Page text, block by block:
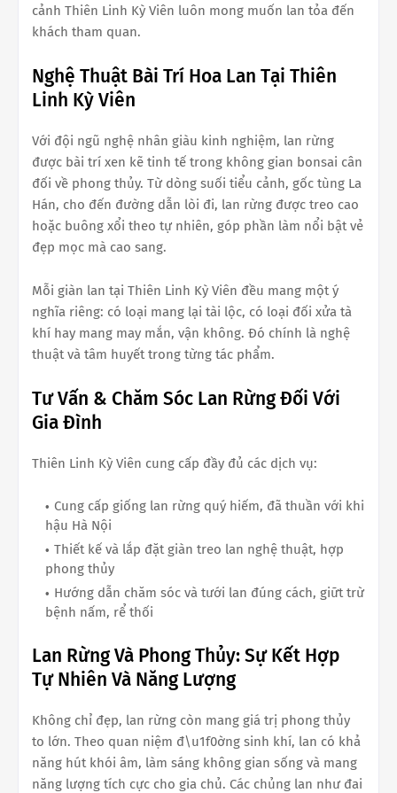
cảnh Thiên Linh Kỳ Viên luôn mong muốn lan tỏa đến
khách tham quan.
Nghệ Thuật Bài Trí Hoa Lan Tại Thiên
Linh Kỳ Viên
Với đội ngũ nghệ nhân giàu kinh nghiệm, lan rừng
được bài trí xen kẽ tinh tế trong không gian bonsai cân
đối về phong thủy. Từ dòng suối tiểu cảnh, gốc tùng La
Hán, cho đến đường dẫn lòi đi, lan rừng được treo cao
hoặc buông xổi theo tự nhiên, góp phần làm nổi bật vẻ
đẹp mọc mà cao sang.
Mỗi giàn lan tại Thiên Linh Kỳ Viên đều mang một ý
nghĩa riêng: có loại mang lại tài lộc, có loại đối xửa tà
khí hay mang may mắn, vận không. Đó chính là nghệ
thuật và tâm huyết trong từng tác phẩm.
Tư Vấn & Chăm Sóc Lan Rừng Đối Với
Gia Đình
Thiên Linh Kỳ Viên cung cấp đầy đủ các dịch vụ:
Cung cấp giống lan rừng quý hiếm, đã thuần với khi
hậu Hà Nội
Thiết kế và lắp đặt giàn treo lan nghệ thuật, hợp
phong thủy
Hướng dẫn chăm sóc và tưới lan đúng cách, giữt trừ
bệnh nấm, rể thối
Lan Rừng Và Phong Thủy: Sự Kết Hợp
Tự Nhiên Và Năng Lượng
Không chỉ đẹp, lan rừng còn mang giá trị phong thủy
to lớn. Theo quan niệm đ\u1f0ờng sinh khí, lan có khả
năng hút khói âm, làm sáng không gian sống và mang
năng lượng tích cực cho gia chủ. Các chủng lan như đai